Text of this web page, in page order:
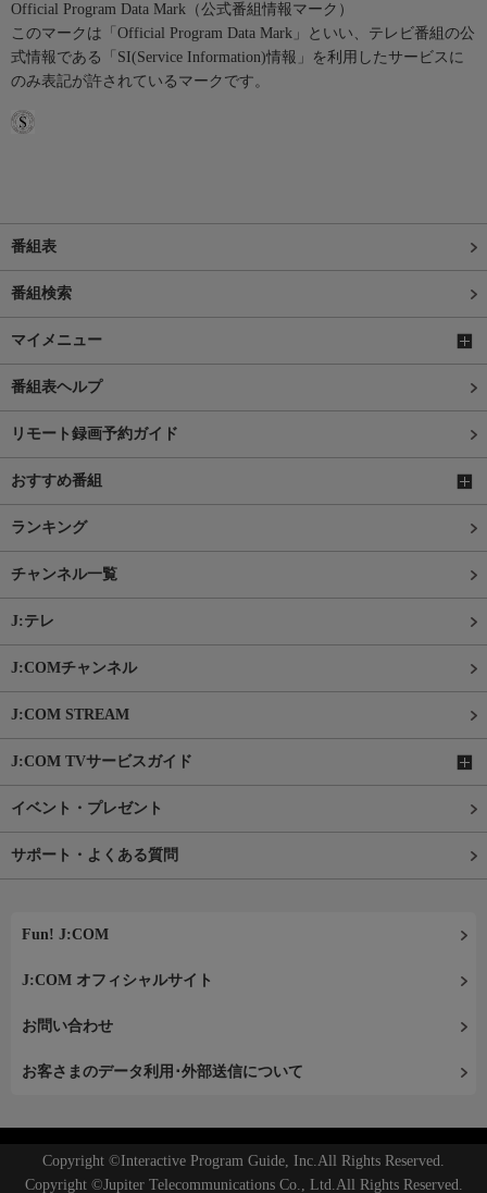
Official Program Data Mark（公式番組情報マーク）
このマークは「Official Program Data Mark」といい、テレビ番組の公
式情報である「SI(Service Information)情報」を利用したサービスに
のみ表記が許されているマークです。
番組表
番組検索
マイメニュー
番組表ヘルプ
リモート録画予約ガイド
おすすめ番組
ランキング
チャンネル一覧
J:テレ
J:COMチャンネル
J:COM STREAM
J:COM TVサービスガイド
イベント・プレゼント
サポート・よくある質問
Fun! J:COM
J:COM オフィシャルサイト
お問い合わせ
お客さまのデータ利用･外部送信について
Copyright ©Interactive Program Guide, Inc.All Rights Reserved.
Copyright ©Jupiter Telecommunications Co., Ltd.All Rights Reserved.